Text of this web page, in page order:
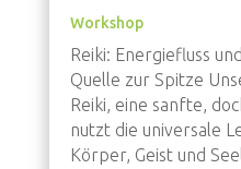
Workshop
Reiki: Energiefluss
Quelle zur Spitze
Reiki, eine sanfte,
nutzt die universale
Körper, Geist und